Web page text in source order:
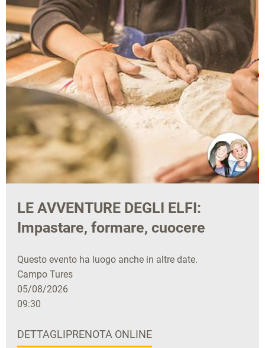
LE AVVENTURE DEGLI ELFI:
Impastare, formare, cuocere
Questo evento ha luogo anche in altre date.
Campo Tures
05/08/2026
09:30
DETTAGLIPRENOTA ONLINE